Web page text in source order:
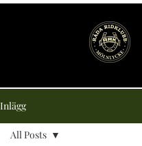
Inlägg
All Posts